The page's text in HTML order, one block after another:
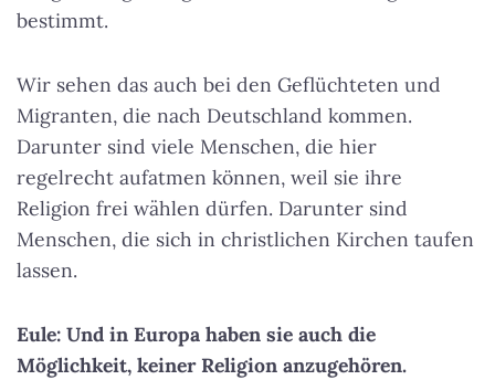
bestimmt.
Wir sehen das auch bei den Geflüchteten und
Migranten, die nach Deutschland kommen.
Darunter sind viele Menschen, die hier
regelrecht aufatmen können, weil sie ihre
Religion frei wählen dürfen. Darunter sind
Menschen, die sich in christlichen Kirchen taufen
lassen.
Eule: Und in Europa haben sie auch die
Möglichkeit, keiner Religion anzugehören.